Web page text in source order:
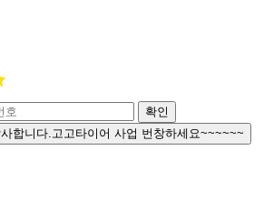
확인
합니다.고고타이어 사업 번창하세요~~~~~~